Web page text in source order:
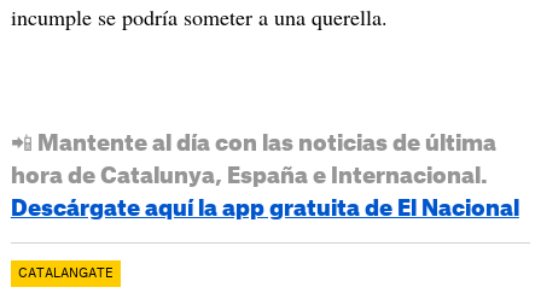
incumple se podría someter a una querella.
📲 Mantente al día con las noticias de última
hora de Catalunya, España e Internacional.
Descárgate aquí la app gratuita de El Nacional
CATALANGATE